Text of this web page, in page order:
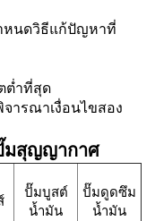
หนดวิธีแก้ปัญหาที่
ต่ำที่สุด
ารณาเงื่อนไขสอง
มสุญญากาศ
ปั๊มบูสต์
น้ำมัน
ปั๊มดูดซึม
น้ำมัน